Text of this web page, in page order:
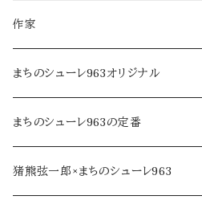
麺類・麺
調味料・オイル
乾物・だし
ジャム・加工品
本・音楽
家具・インテリア
アロマ・フレグランス
民芸品・手仕事
ラッピング
作家
まちのシューレ963オリジナル
まちのシューレ963の定番
猪熊弦一郎×まちのシューレ963